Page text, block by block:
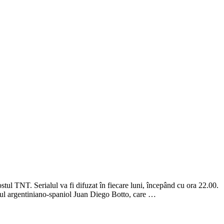
TNT. Serialul va fi difuzat în fiecare luni, începând cu ora 22.00.
argentiniano-spaniol Juan Diego Botto, care …